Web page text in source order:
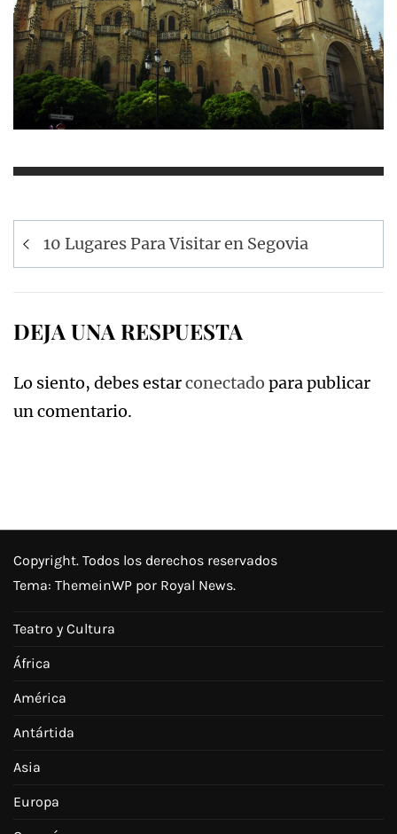
Navegación
de
10 Lugares Para Visitar en Segovia
DEJA UNA RESPUESTA
Lo siento, debes estarconectado para publicar
un comentario.
Copyright. Todos los derechos reservados
Tema: ThemeinWP por Royal News.
Teatro y Cultura
África
América
Antártida
Asia
Europa